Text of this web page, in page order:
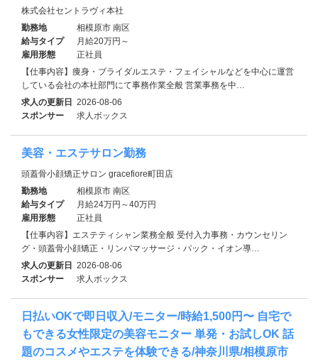
株式会社セントラヴィ本社
勤務地
相模原市 南区
給与タイプ
月給20万円～
雇用形態
正社員
【仕事内容】痩身・ブライダルエステ・フェイシャルなどを中心に運営
している会社の本社部門にて事務作業全般 営業事務を中…
求人の更新日 2026-08-06
スポンサー
求人ボックス
美容・エステサロン勤務
頭蓋骨小顔矯正サロン gracefiore町田店
勤務地
相模原市 南区
給与タイプ
月給24万円～40万円
雇用形態
正社員
【仕事内容】エステティシャン業務全般 受付入力事務・カウンセリン
グ・頭蓋骨小顔矯正・リンパマッサージ・パック・イオン導…
求人の更新日 2026-08-06
スポンサー
求人ボックス
日払いOKで即日収入/モニター/時給1,500円〜 自宅で
もできる女性限定の美容モニター 単発・お試しOK 話
題のコスメやエステを体験できる/神奈川県/相模原市